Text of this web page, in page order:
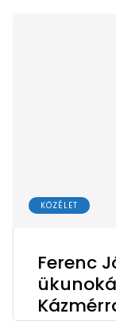
KÖZÉLET
Ferenc